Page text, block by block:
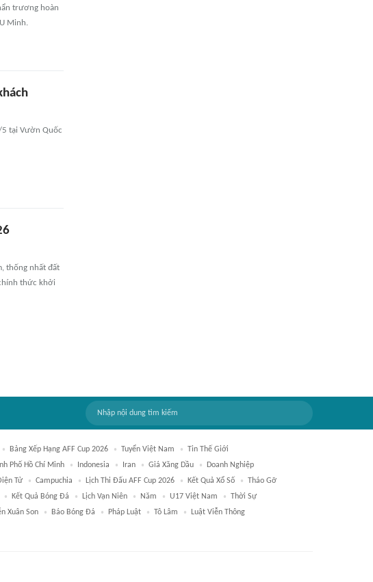
trương hoàn
Minh.
tại Vườn Quốc
thống nhất đất
thức khởi
Bảng Xếp Hạng AFF Cup 2026 Tuyển Việt Nam
Tin Thế Giới
Phố Hồ Chí Minh Indonesia Iran Giá Xăng Dầu
Doanh Nghiệp
Tử Campuchia Lịch Thi Đấu AFF Cup 2026 Kết Quả Xổ Số
Tháo Gỡ
Kết Quả Bóng Đá Lịch Vạn Niên Năm U17 Việt Nam
Thời Sự
Xuân Son Báo Bóng Đá Pháp Luật Tô Lâm
Luật Viễn Thông